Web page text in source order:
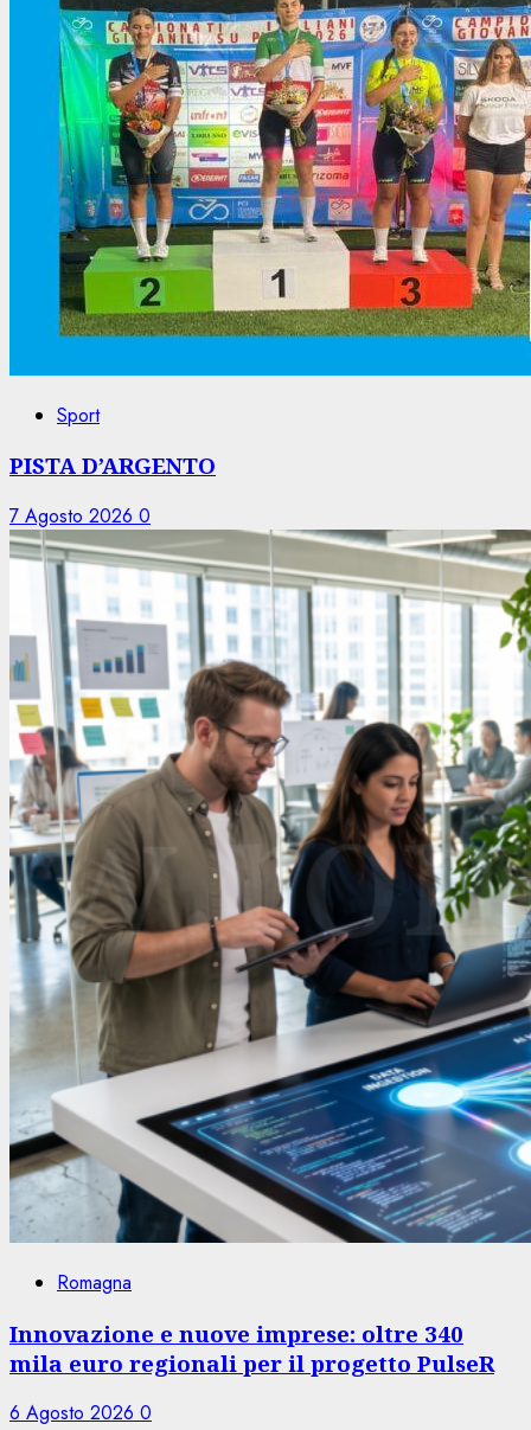
Sport
PISTA D’ARGENTO
7 Agosto 2026 0
Romagna
Innovazione e nuove imprese: oltre 340
mila euro regionali per il progetto PulseR
6 Agosto 2026 0